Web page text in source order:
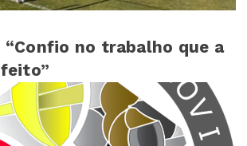
“Confio no trabalho que a